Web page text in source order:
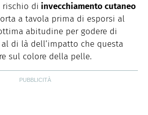
rischio di invecchiamento cutaneo
a tavola prima di esporsi al
abitudine per godere di
di là dell’impatto che questa
sul colore della pelle.